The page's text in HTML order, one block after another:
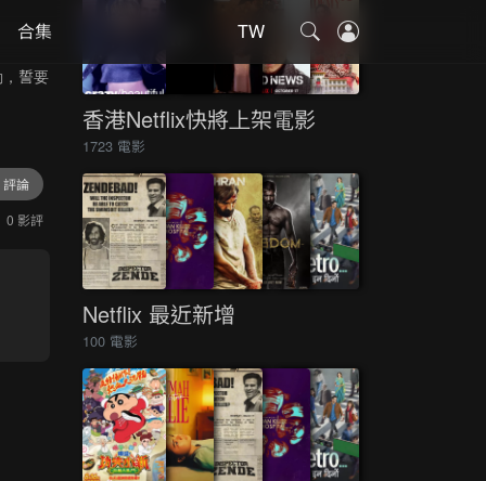
合集 TW
誓要
評論
0 影評
香港Netflix快將上架電影
1723 電影
Netflix 最近新增
100 電影